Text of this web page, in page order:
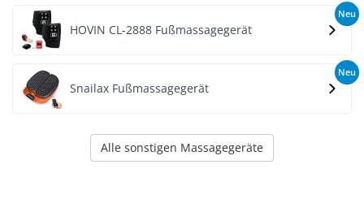
Neu
HOVIN CL-2888 Fußmassagegerät
Neu
Snailax Fußmassagegerät
Alle sonstigen Massagegeräte